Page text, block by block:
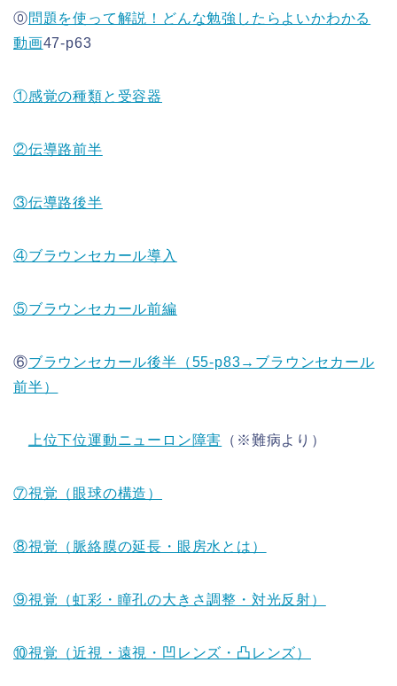
⓪問題を使って解説！どんな勉強したらよいかわかる
動画47-p63
①感覚の種類と受容器
②伝導路前半
③伝導路後半
④ブラウンセカール導入
⑤ブラウンセカール前編
⑥ブラウンセカール後半（55-p83→ブラウンセカール
前半）
上位下位運動ニューロン障害 （※難病より）
⑦視覚（眼球の構造）
⑧視覚（脈絡膜の延長・眼房水とは）
⑨視覚（虹彩・瞳孔の大きさ調整・対光反射）
⑩視覚（近視・遠視・凹レンズ・凸レンズ）